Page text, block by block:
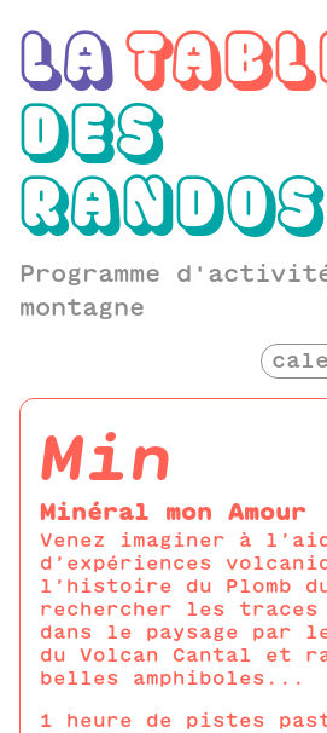
LA
DES
RANDOS
Programme
montagne
min
Minéral mon Amour
Venez imaginer à
d’expériences
l’histoire du Plomb
rechercher les traces
dans le paysage par
du Volcan Cantal et
belles amphiboles...
1 heure de pistes